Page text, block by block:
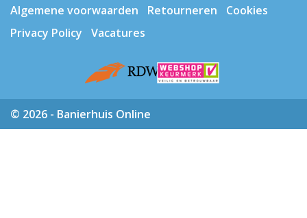
Algemene voorwaarden Retourneren
Cookies
Privacy Policy
Vacatures
© 2026 - Banierhuis Online